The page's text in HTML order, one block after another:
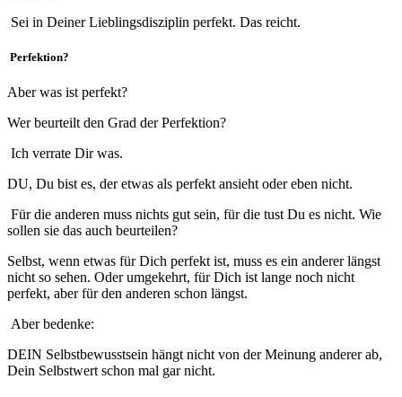
Sei in Deiner Lieblingsdisziplin perfekt. Das reicht.
Perfektion?
Aber was ist perfekt?
Wer beurteilt den Grad der Perfektion?
Ich verrate Dir was.
DU, Du bist es, der etwas als perfekt ansieht oder eben nicht.
Für die anderen muss nichts gut sein, für die tust Du es nicht. Wie
sollen sie das auch beurteilen?
Selbst, wenn etwas für Dich perfekt ist, muss es ein anderer längst
nicht so sehen. Oder umgekehrt, für Dich ist lange noch nicht
perfekt, aber für den anderen schon längst.
Aber bedenke:
DEIN Selbstbewusstsein hängt nicht von der Meinung anderer ab,
Dein Selbstwert schon mal gar nicht.